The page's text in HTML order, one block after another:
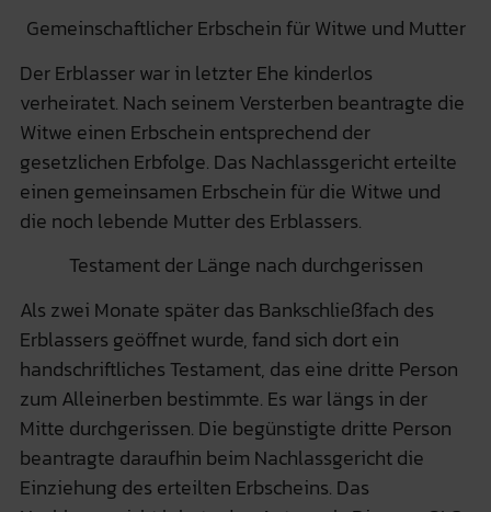
Gemeinschaftlicher Erbschein für Witwe und Mutter
Der Erblasser war in letzter Ehe kinderlos
verheiratet. Nach seinem Versterben beantragte die
Witwe einen Erbschein entsprechend der
gesetzlichen Erbfolge. Das Nachlassgericht erteilte
einen gemeinsamen Erbschein für die Witwe und
die noch lebende Mutter des Erblassers.
Testament der Länge nach durchgerissen
Als zwei Monate später das Bankschließfach des
Erblassers geöffnet wurde, fand sich dort ein
handschriftliches Testament, das eine dritte Person
zum Alleinerben bestimmte. Es war längs in der
Mitte durchgerissen. Die begünstigte dritte Person
beantragte daraufhin beim Nachlassgericht die
Einziehung des erteilten Erbscheins. Das